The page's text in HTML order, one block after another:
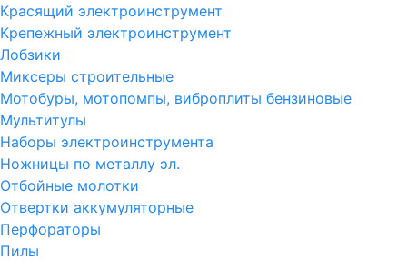
Красящий электроинструмент
Крепежный электроинструмент
Лобзики
Миксеры строительные
Мотобуры, мотопомпы, виброплиты бензиновые
Мультитулы
Наборы электроинструмента
Ножницы по металлу эл.
Отбойные молотки
Отвертки аккумуляторные
Перфораторы
Пилы